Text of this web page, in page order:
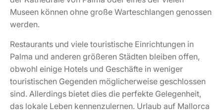
Museen können ohne große Warteschlangen genossen
werden.
Restaurants und viele touristische Einrichtungen in
Palma und anderen größeren Städten bleiben offen,
obwohl einige Hotels und Geschäfte in weniger
touristischen Gegenden möglicherweise geschlossen
sind. Allerdings bietet dies die perfekte Gelegenheit,
das lokale Leben kennenzulernen. Urlaub auf Mallorca